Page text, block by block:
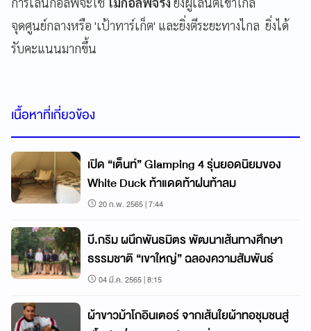
จุดศูนย์กลางหรือ 'เป้าทาร์เก็ต' และยิ่งตีระยะทางไกล ยิ่งได้
รับคะแนนมากขึ้น
เนื้อหาที่เกี่ยวข้อง
เปิด “เต็นท์” Glamping 4 รุ่นยอดนิยมของ
White Duck ท้าแดดท้าฝนท้าลม
20 ก.พ. 2565 | 7:44
บี.กริม ผนึกพันธมิตร พัฒนาเส้นทางศึกษา
ธรรมชาติ “เขาใหญ่” ฉลองความสัมพันธ์
04 มี.ค. 2565 | 8:15
ผ้าขาวม้าโกอินเตอร์ จากเส้นใยผ้าทอชุมชนสู่